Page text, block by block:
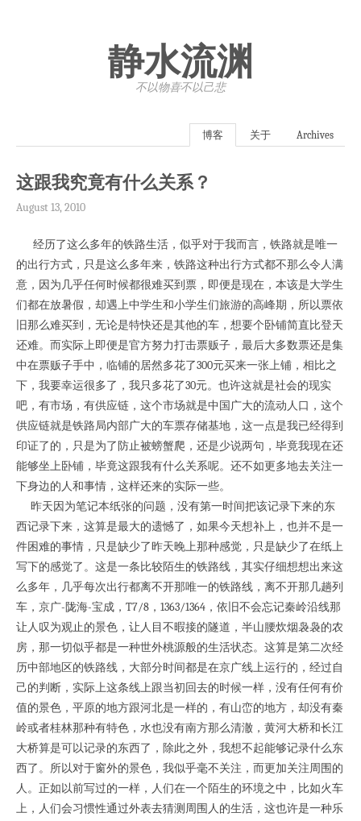
静水流渊
不以物喜·不以己悲
博客 关于 Archives
这跟我究竟有什么关系？
August 13, 2010
经历了这么多年的铁路生活，似乎对于我而言，铁路就是唯一
的出行方式，只是这么多年来，铁路这种出行方式都不那么令人满
意，因为几乎任何时候都很难买到票，即便是现在，本该是大学生
们都在放暑假，却遇上中学生和小学生们旅游的高峰期，所以票依
旧那么难买到，无论是特快还是其他的车，想要个卧铺简直比登天
还难。而实际上即便是官方努力打击票贩子，最后大多数票还是集
中在票贩子手中，临铺的居然多花了300元买来一张上铺，相比之
下，我要幸运很多了，我只多花了30元。也许这就是社会的现实
吧，有市场，有供应链，这个市场就是中国广大的流动人口，这个
供应链就是铁路局内部广大的车票存储基地，这一点是我已经得到
印证了的，只是为了防止被螃蟹爬，还是少说两句，毕竟我现在还
能够坐上卧铺，毕竟这跟我有什么关系呢。还不如更多地去关注一
下身边的人和事情，这样还来的实际一些。
昨天因为笔记本纸张的问题，没有第一时间把该记录下来的东
西记录下来，这算是最大的遗憾了，如果今天想补上，也并不是一
件困难的事情，只是缺少了昨天晚上那种感觉，只是缺少了在纸上
写下的感觉了。这是一条比较陌生的铁路线，其实仔细想想出来这
么多年，几乎每次出行都离不开那唯一的铁路线，离不开那几趟列
车，京广-陇海-宝成，T7/8，1363/1364，依旧不会忘记秦岭沿线那
让人叹为观止的景色，让人目不暇接的隧道，半山腰炊烟袅袅的农
房，那一切似乎都是一种世外桃源般的生活状态。这算是第二次经
历中部地区的铁路线，大部分时间都是在京广线上运行的，经过自
己的判断，实际上这条线上跟当初回去的时候一样，没有任何有价
值的景色，平原的地方跟河北是一样的，有山峦的地方，却没有秦
岭或者桂林那种有特色，水也没有南方那么清澈，黄河大桥和长江
大桥算是可以记录的东西了，除此之外，我想不起能够记录什么东
西了。所以对于窗外的景色，我似乎毫不关注，而更加关注周围的
人。正如以前写过的一样，人们在一个陌生的环境之中，比如火车
上，人们会习惯性通过外表去猜测周围人的生活，这也许是一种乐